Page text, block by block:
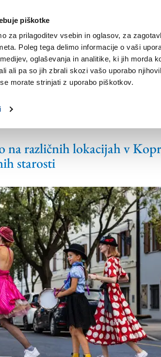
piškotke
za prilagoditev vsebin in oglasov, za
Poleg tega delimo informacije o vaši
oglaševanja in analitike, ki jih morda
ali pa so jih zbrali skozi vašo uporabo
morate strinjati z uporabo piškotkov.
NOVICE TRŽAŠKA GORIŠKA
vabi
na različnih lokacijah v
starosti